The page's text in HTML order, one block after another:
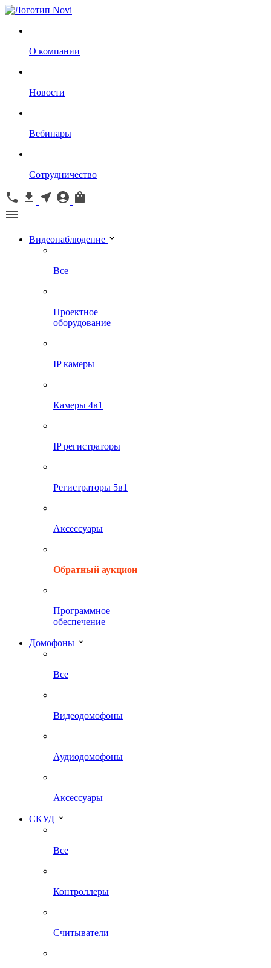
О компании
Новости
Вебинары
Сотрудничество
Видеонаблюдение
Все
Проектное
оборудование
IP камеры
Камеры 4в1
IP регистраторы
Регистраторы 5в1
Аксессуары
Обратный аукцион
Программное
обеспечение
Домофоны
Все
Видеодомофоны
Аудиодомофоны
Аксессуары
СКУД
Все
Контроллеры
Считыватели